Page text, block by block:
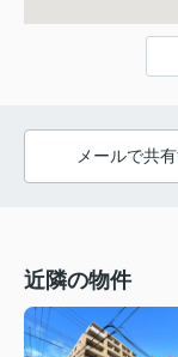
メールで共
近隣の物件